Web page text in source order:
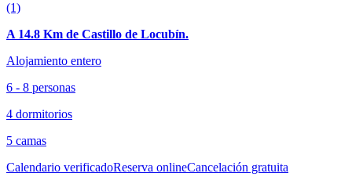
(1)
A 14.8 Km de Castillo de Locubín.
Alojamiento entero
6 - 8 personas
4 dormitorios
5 camas
Calendario verificadoReserva onlineCancelación gratuita